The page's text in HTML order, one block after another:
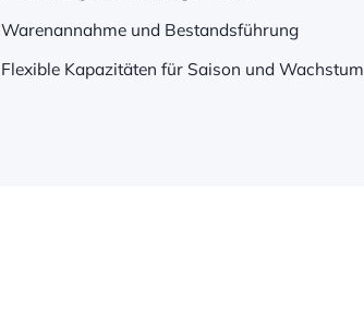
Warenannahme und Bestandsführung
Flexible Kapazitäten für Saison und Wachstum